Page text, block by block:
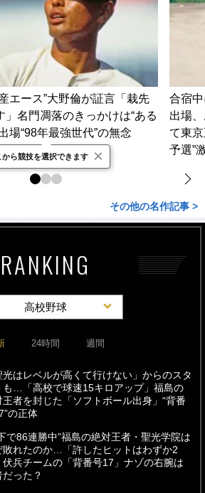
エース”大野倫が証言「栽先
名門凋落のきっかけは“ある
場“98年最強世代”の無念
合宿
出場
て東
予選”
その他の名作記事 >
RANKING
高校野球
24時間 週間
光はレベルが高くて行けない」からのスタ
も…「高校で球速15キロアップ」福島の
王者を封じた「ソフトボール出身」“背番
の正体
で86連勝中”福島の絶対王者・聖光学院は
敗れたのか…「許したヒットはわずか2
伏兵チームの「背番号17」ナゾの右腕は
だった？
から競技を選択できます ×